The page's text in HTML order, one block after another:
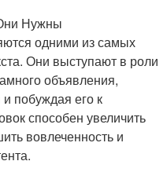
Нужны
одними из самых
Они выступают в роли
объявления,
побуждая его к
способен увеличить
вовлеченность и